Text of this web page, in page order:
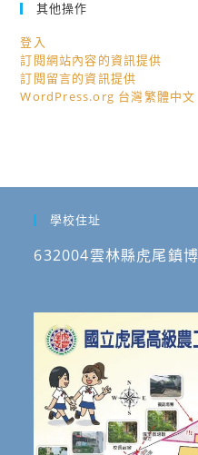
其他操作
登入
訂閱網站內容的資訊提供
訂閱留言的資訊提供
WordPress.org 台灣繁體中文
學校住址
632004雲林縣虎尾鎮